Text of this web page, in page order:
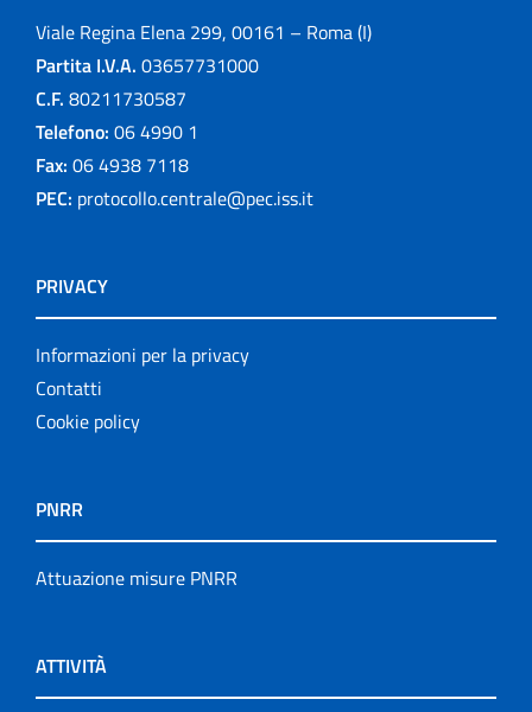
Viale Regina Elena 299, 00161 – Roma (I)
Partita I.V.A. 03657731000
C.F. 80211730587
Telefono: 06 4990 1
Fax: 06 4938 7118
PEC: protocollo.centrale@pec.iss.it
PRIVACY
Informazioni per la privacy
Contatti
Cookie policy
PNRR
Attuazione misure PNRR
ATTIVITÀ